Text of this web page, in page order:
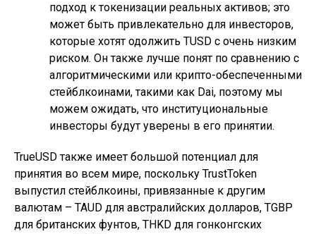
подход к токенизации реальных активов; это
может быть привлекательно для инвесторов,
которые хотят одолжить TUSD с очень низким
риском. Он также лучше понят по сравнению с
алгоритмическими или крипто-обеспеченными
стейблкоинами, такими как Dai, поэтому мы
можем ожидать, что институциональные
инвесторы будут уверены в его принятии.
TrueUSD также имеет большой потенциал для
принятия во всем мире, поскольку TrustToken
выпустил стейблкоины, привязанные к другим
валютам – TAUD для австралийских долларов, TGBP
для британских фунтов, THKD для гонконгских